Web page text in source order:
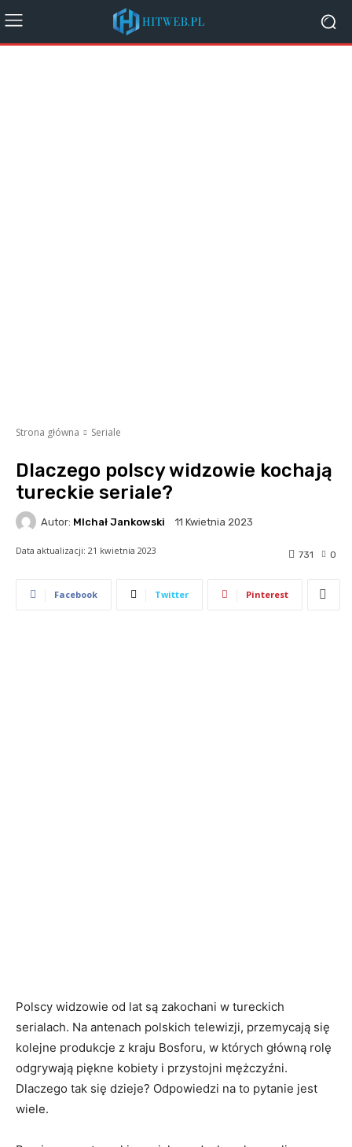
Strona główna Seriale
Dlaczego polscy widzowie kochają
tureckie seriale?
Autor: MIchał Jankowski 11 Kwietnia 2023
Data aktualizacji: 21 kwietnia 2023 0
731
Facebook Twitter Pinterest
Polscy widzowie od lat są zakochani w tureckich
serialach. Na antenach polskich telewizji, przemycają się
kolejne produkcje z kraju Bosforu, w których główną rolę
odgrywają piękne kobiety i przystojni mężczyźni.
Dlaczego tak się dzieje? Odpowiedzi na to pytanie jest
wiele.